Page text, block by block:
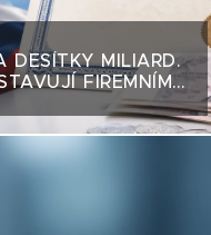
DESÍTKY MILIARD.
FIREMNÍM